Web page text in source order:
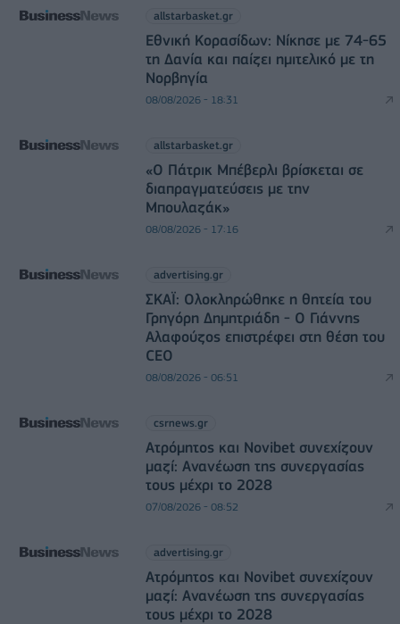
allstarbasket.gr
Εθνική Κορασίδων: Νίκησε με 74-65
τη Δανία και παίζει ημιτελικό με τη
Νορβηγία
08/08/2026 - 18:31
allstarbasket.gr
«Ο Πάτρικ Μπέβερλι βρίσκεται σε
διαπραγματεύσεις με την
Μπουλαζάκ»
08/08/2026 - 17:16
advertising.gr
ΣΚΑΪ: Ολοκληρώθηκε η θητεία του
Γρηγόρη Δημητριάδη - Ο Γιάννης
Αλαφούζος επιστρέφει στη θέση του
CEO
08/08/2026 - 06:51
csrnews.gr
Ατρόμητος και Novibet συνεχίζουν
μαζί: Ανανέωση της συνεργασίας
τους μέχρι το 2028
07/08/2026 - 08:52
advertising.gr
Ατρόμητος και Novibet συνεχίζουν
μαζί: Ανανέωση της συνεργασίας
τους μέχρι το 2028